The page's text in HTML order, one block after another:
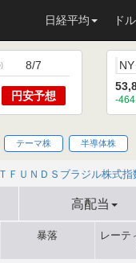
日経平均 ド
) 8/7
円安予想 -
テーマ株 半導体株
ＦＵＮＤＳブラジル株式
高配当
暴落
レーテ